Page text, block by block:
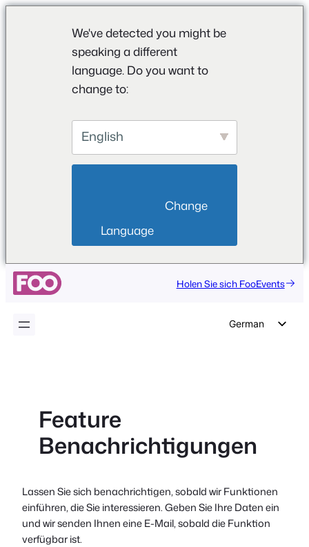
We've detected you might be
speaking a different
language. Do you want to
change to:
English
Language
Zum
Inhalt
Holen Sie sich FooEvents
German
Czech
Greek
Feature
Benachrichtigungen
Lassen Sie sich benachrichtigen, sobald wir Funktionen
einführen, die Sie interessieren. Geben Sie Ihre Daten ein
und wir senden Ihnen eine E-Mail, sobald die Funktion
verfügbar ist.